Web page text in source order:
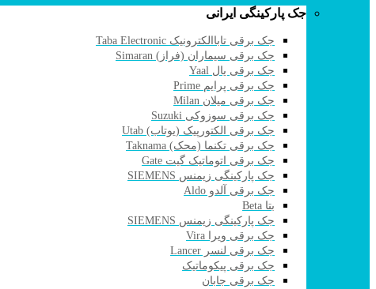
جک پارکینگی ایرانی
جک برقی تاباالکترونیک Taba Electronic
جک برقی سیماران (فراز) Simaran
جک برقی یال Yaal
جک برقی پرایم Prime
جک برقی میلان Milan
جک برقی سوزوکی Suzuki
جک برقی الکتورپیک (یوتاب) Utab
جک برقی تکنما (محک) Taknama
جک برقی اتوماتیک گیت Gate
جک پارکینگی زیمنس SIEMENS
جک برقی آلدو Aldo
بتا Beta
جک پارکینگی زیمنس SIEMENS
جک برقی ویرا Vira
جک برقی لنسر Lancer
جک برقی پیکوماتیک
جک برقی جابان